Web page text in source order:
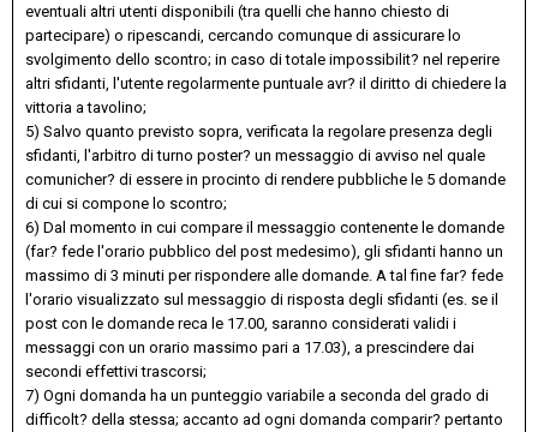
eventuali altri utenti disponibili (tra quelli che hanno chiesto di
partecipare) o ripescandi, cercando comunque di assicurare lo
svolgimento dello scontro; in caso di totale impossibilit? nel reperire
altri sfidanti, l'utente regolarmente puntuale avr? il diritto di chiedere la
vittoria a tavolino;
5) Salvo quanto previsto sopra, verificata la regolare presenza degli
sfidanti, l'arbitro di turno poster? un messaggio di avviso nel quale
comunicher? di essere in procinto di rendere pubbliche le 5 domande
di cui si compone lo scontro;
6) Dal momento in cui compare il messaggio contenente le domande
(far? fede l'orario pubblico del post medesimo), gli sfidanti hanno un
massimo di 3 minuti per rispondere alle domande. A tal fine far? fede
l'orario visualizzato sul messaggio di risposta degli sfidanti (es. se il
post con le domande reca le 17.00, saranno considerati validi i
messaggi con un orario massimo pari a 17.03), a prescindere dai
secondi effettivi trascorsi;
7) Ogni domanda ha un punteggio variabile a seconda del grado di
difficolt? della stessa; accanto ad ogni domanda comparir? pertanto